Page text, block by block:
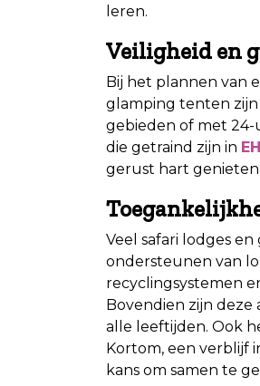
leren.
Veiligheid en
Bij het plannen van
glamping tenten zijn
gebieden of met 24-
die getraind zijn in
gerust hart
Veel safari lodges
ondersteunen van
recyclingsystemen
Bovendien zijn
alle leeftijden. Ook
Kortom, een verblijf
kans om samen te